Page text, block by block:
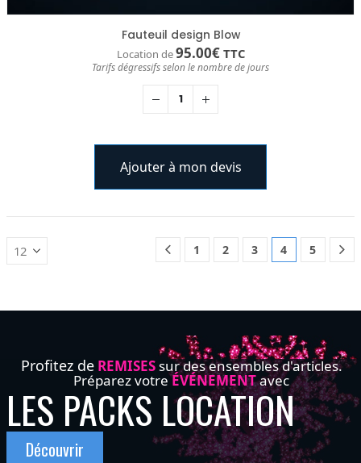
Fauteuil design Blow
Location de95.00€ TTC
Tarifs dégressifs selon le nombre de jours
Ajouter à mon devis
1 2 3 4 5
Profitez de REMISES sur des ensembles d'articles.
Préparez votreÉVÉNEMENTavec
LES PACKS LOCATION
Découvrir